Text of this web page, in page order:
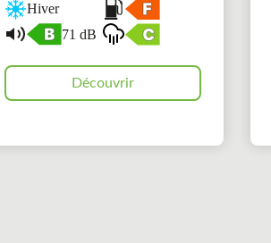
Hiver
71 dB
Découvrir